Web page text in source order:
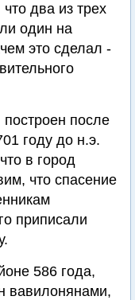
два из трех
один на
это сделал -
построен после
году до н.э.
в город
что спасение
приписали
586 года,
вавилонянами,